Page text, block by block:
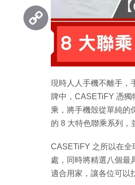
現時人人手機不離手，
牌中，CASETiFY 憑
乘，將手機殼從單純的
的 8 大特色聯乘系列，
CASETiFY 之所以在全
處，同時將精選八個最
適合用家，讓各位可以
Threads